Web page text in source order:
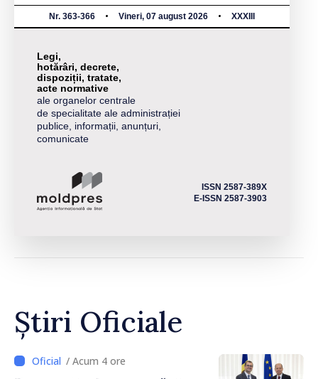
Nr. 363-366 Vineri, 07 august 2026 XXXIII
Legi,
hotărâri, decrete,
dispoziții, tratate,
acte normative
ale organelor centrale
de specialitate ale administrației
publice, informații, anunțuri,
comunicate
ISSN 2587-389X
E-ISSN 2587-3903
Știri Oficiale
/ Acum 4 ore